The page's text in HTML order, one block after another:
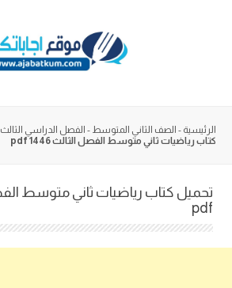
الرئيسية - الصف الثاني المتوسط - الفصل الدراسي الثالث
كتاب رياضيات ثاني متوسط الفصل الثالث 1446 pdf
pdf